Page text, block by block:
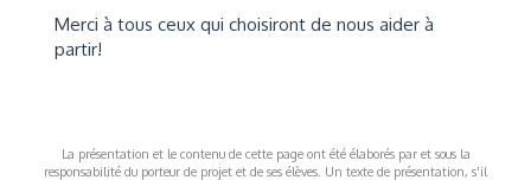
Merci à tous ceux qui choisiront de nous aider à
partir!
La présentation et le contenu de cette page ont été élaborés par et sous la
responsabilité du porteur de projet et de ses élèves. Un texte de présentation, s'il